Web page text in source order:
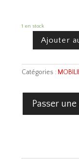
1 en stock
quantité
Table
Bellagio
Ajouter
Catégories :
Passer